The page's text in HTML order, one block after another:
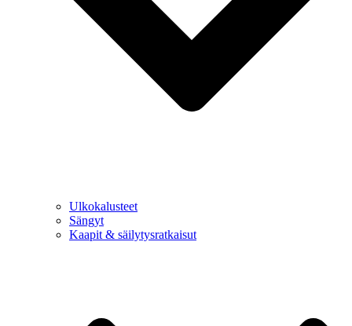
Ulkokalusteet
Sängyt
Kaapit & säilytysratkaisut